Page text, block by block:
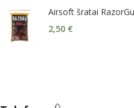
Airsoft šratai
2,50 €